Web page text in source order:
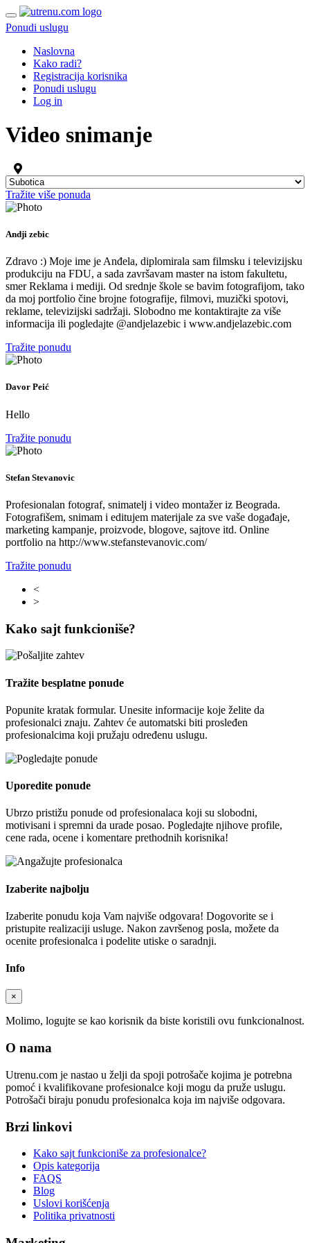
Ponudi uslugu
Naslovna
Kako radi?
Registracija korisnika
Ponudi uslugu
Log in
Video snimanje
Tražite više ponuda
Andji zebic
Zdravo :) Moje ime je Anđela, diplomirala sam filmsku i televizijsku
produkciju na FDU, a sada završavam master na istom fakultetu,
smer Reklama i mediji. Od srednje škole se bavim fotografijom, tako
da moj portfolio čine brojne fotografije, filmovi, muzički spotovi,
reklame, televizijski sadržaji. Slobodno me kontaktirajte za više
informacija ili pogledajte @andjelazebic i www.andjelazebic.com
Tražite ponudu
Davor Peić
Hello
Tražite ponudu
Stefan Stevanovic
Profesionalan fotograf, snimatelj i video montažer iz Beograda.
Fotografišem, snimam i editujem materijale za sve vaše događaje,
marketing kampanje, proizvode, blogove, sajtove itd. Online
portfolio na http://www.stefanstevanovic.com/
Tražite ponudu
<
>
Kako sajt funkcioniše?
Tražite besplatne ponude
Popunite kratak formular. Unesite informacije koje želite da
profesionalci znaju. Zahtev će automatski biti prosleđen
profesionalcima koji pružaju određenu uslugu.
Uporedite ponude
Ubrzo pristižu ponude od profesionalaca koji su slobodni,
motivisani i spremni da urade posao. Pogledajte njihove profile,
cene rada, ocene i komentare prethodnih korisnika!
Izaberite najbolju
Izaberite ponudu koja Vam najviše odgovara! Dogovorite se i
pristupite realizaciji usluge. Nakon završenog posla, možete da
ocenite profesionalca i podelite utiske o saradnji.
Info
×
Molimo, logujte se kao korisnik da biste koristili ovu funkcionalnost.
O nama
Utrenu.com je nastao u želji da spoji potrošače kojima je potrebna
pomoć i kvalifikovane profesionalce koji mogu da pruže uslugu.
Potrošači biraju ponudu profesionalca koja im najviše odgovara.
Brzi linkovi
Kako sajt funkcioniše za profesionalce?
Opis kategorija
FAQS
Blog
Uslovi korišćenja
Politika privatnosti